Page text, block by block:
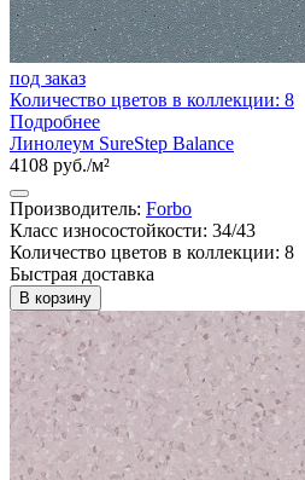
под заказ
Количество цветов в коллекции: 8
Подробнее
Линолеум SureStep Balance
4108 руб./м²
Производитель: Forbo
Класс износостойкости: 34/43
Количество цветов в коллекции: 8
Быстрая доставка
В корзину